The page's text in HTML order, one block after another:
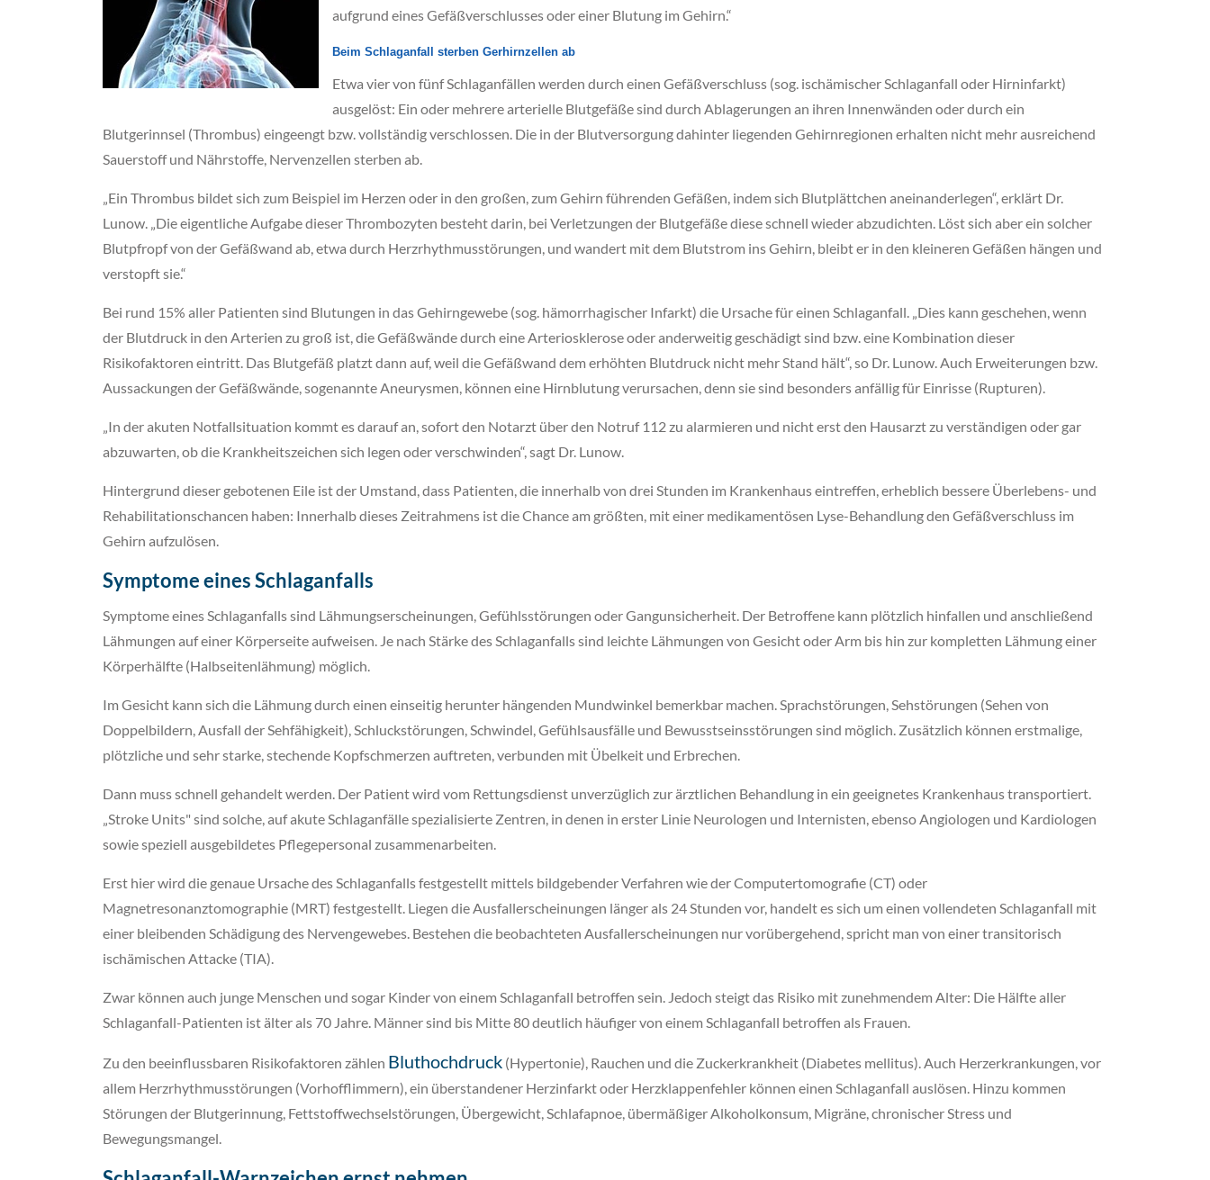
aufgrund eines Gefäßverschlusses oder einer Blutung im Gehirn.“
Beim Schlaganfall sterben Gerhirnzellen ab
Etwa vier von fünf Schlaganfällen werden durch einen Gefäßverschluss (sog. ischämischer Schlaganfall oder Hirninfarkt)
ausgelöst: Ein oder mehrere arterielle Blutgefäße sind durch Ablagerungen an ihren Innenwänden oder durch ein
Blutgerinnsel (Thrombus) eingeengt bzw. vollständig verschlossen. Die in der Blutversorgung dahinter liegenden Gehirnregionen erhalten nicht mehr ausreichend
Sauerstoff und Nährstoffe, Nervenzellen sterben ab.
„Ein Thrombus bildet sich zum Beispiel im Herzen oder in den großen, zum Gehirn führenden Gefäßen, indem sich Blutplättchen aneinanderlegen“, erklärt Dr.
Lunow. „Die eigentliche Aufgabe dieser Thrombozyten besteht darin, bei Verletzungen der Blutgefäße diese schnell wieder abzudichten. Löst sich aber ein solcher
Blutpfropf von der Gefäßwand ab, etwa durch Herzrhythmusstörungen, und wandert mit dem Blutstrom ins Gehirn, bleibt er in den kleineren Gefäßen hängen und
verstopft sie.“
Bei rund 15% aller Patienten sind Blutungen in das Gehirngewebe (sog. hämorrhagischer Infarkt) die Ursache für einen Schlaganfall. „Dies kann geschehen, wenn
der Blutdruck in den Arterien zu groß ist, die Gefäßwände durch eine Arteriosklerose oder anderweitig geschädigt sind bzw. eine Kombination dieser
Risikofaktoren eintritt. Das Blutgefäß platzt dann auf, weil die Gefäßwand dem erhöhten Blutdruck nicht mehr Stand hält“, so Dr. Lunow. Auch Erweiterungen bzw.
Aussackungen der Gefäßwände, sogenannte Aneurysmen, können eine Hirnblutung verursachen, denn sie sind besonders anfällig für Einrisse (Rupturen).
„In der akuten Notfallsituation kommt es darauf an, sofort den Notarzt über den Notruf 112 zu alarmieren und nicht erst den Hausarzt zu verständigen oder gar
abzuwarten, ob die Krankheitszeichen sich legen oder verschwinden“, sagt Dr. Lunow.
Hintergrund dieser gebotenen Eile ist der Umstand, dass Patienten, die innerhalb von drei Stunden im Krankenhaus eintreffen, erheblich bessere Überlebens- und
Rehabilitationschancen haben: Innerhalb dieses Zeitrahmens ist die Chance am größten, mit einer medikamentösen Lyse-Behandlung den Gefäßverschluss im
Gehirn aufzulösen.
Symptome eines Schlaganfalls
Symptome eines Schlaganfalls sind Lähmungserscheinungen, Gefühlsstörungen oder Gangunsicherheit. Der Betroffene kann plötzlich hinfallen und anschließend
Lähmungen auf einer Körperseite aufweisen. Je nach Stärke des Schlaganfalls sind leichte Lähmungen von Gesicht oder Arm bis hin zur kompletten Lähmung einer
Körperhälfte (Halbseitenlähmung) möglich.
Im Gesicht kann sich die Lähmung durch einen einseitig herunter hängenden Mundwinkel bemerkbar machen. Sprachstörungen, Sehstörungen (Sehen von
Doppelbildern, Ausfall der Sehfähigkeit), Schluckstörungen, Schwindel, Gefühlsausfälle und Bewusstseinsstörungen sind möglich. Zusätzlich können erstmalige,
plötzliche und sehr starke, stechende Kopfschmerzen auftreten, verbunden mit Übelkeit und Erbrechen.
Dann muss schnell gehandelt werden. Der Patient wird vom Rettungsdienst unverzüglich zur ärztlichen Behandlung in ein geeignetes Krankenhaus transportiert.
„Stroke Units" sind solche, auf akute Schlaganfälle spezialisierte Zentren, in denen in erster Linie Neurologen und Internisten, ebenso Angiologen und Kardiologen
sowie speziell ausgebildetes Pflegepersonal zusammenarbeiten.
Erst hier wird die genaue Ursache des Schlaganfalls festgestellt mittels bildgebender Verfahren wie der Computertomografie (CT) oder
Magnetresonanztomographie (MRT) festgestellt. Liegen die Ausfallerscheinungen länger als 24 Stunden vor, handelt es sich um einen vollendeten Schlaganfall mit
einer bleibenden Schädigung des Nervengewebes. Bestehen die beobachteten Ausfallerscheinungen nur vorübergehend, spricht man von einer transitorisch
ischämischen Attacke (TIA).
Zwar können auch junge Menschen und sogar Kinder von einem Schlaganfall betroffen sein. Jedoch steigt das Risiko mit zunehmendem Alter: Die Hälfte aller
Schlaganfall-Patienten ist älter als 70 Jahre. Männer sind bis Mitte 80 deutlich häufiger von einem Schlaganfall betroffen als Frauen.
Zu den beeinflussbaren Risikofaktoren zählen Bluthochdruck (Hypertonie), Rauchen und die Zuckerkrankheit (Diabetes mellitus). Auch Herzerkrankungen, vor
allem Herzrhythmusstörungen (Vorhofflimmern), ein überstandener Herzinfarkt oder Herzklappenfehler können einen Schlaganfall auslösen. Hinzu kommen
Störungen der Blutgerinnung, Fettstoffwechselstörungen, Übergewicht, Schlafapnoe, übermäßiger Alkoholkonsum, Migräne, chronischer Stress und
Bewegungsmangel.